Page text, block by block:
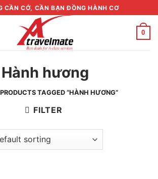
CẦN CỚ, CẦN BẠN ĐỒNG HÀNH CƠ
0
Hành hương
PRODUCTS TAGGED “HÀNH HƯƠNG”
FILTER